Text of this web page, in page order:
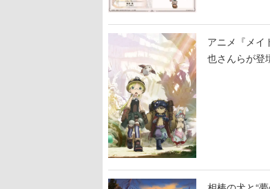
アニメ『メイ
也さんらが登